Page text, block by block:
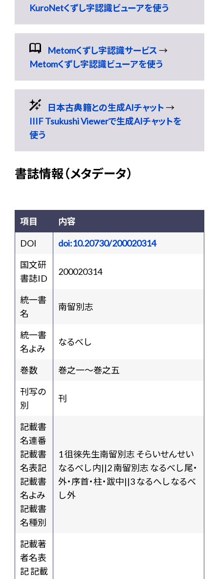
KuroNetくずし字認識ビューアを使う
Metomくずし字認識サービス→
Metomくずし字認識ビューアを使う
日本古典籍との生成AIチャット→
IIIF Tsukushi Viewerで生成AIチャットを
使う
書誌情報（メタデータ）
項目 内容
DOI
doi:10.20730/200020314
国文研
書誌ID
200020314
統一書
名
南留別志
統一書
名よみ
なるべし
巻数
巻之一～巻之五
刊写の
別
刊
記載書
名連番
記載書
名表記
記載書
名よみ
記載書
名種別
1 徂徠先生南留別志 そらいせんせい
なるべし 内||2 南留別志 なるべし 尾・
外・序首・柱・跋中||3 なるへし なるべ
し 外
記載著
者名表
記 記載